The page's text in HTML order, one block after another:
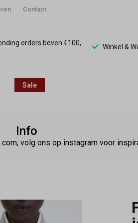
Contact
orders boven €100,-
Winkel &
Sale
Info
volg ons op instagram voor